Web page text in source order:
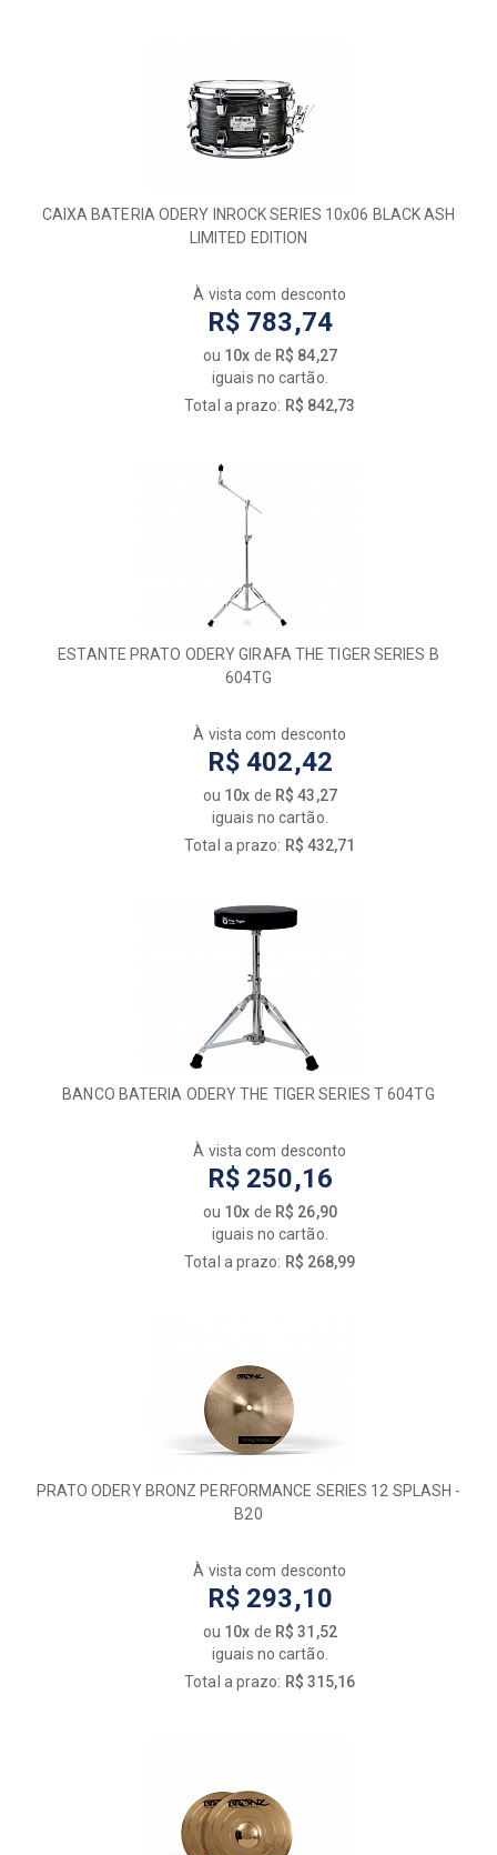
CAIXA BATERIA ODERY INROCK SERIES 10x06 BLACK ASH
LIMITED EDITION
À vista com desconto
R$ 783,74
ou 10x de R$ 84,27
iguais no cartão.
Total a prazo: R$ 842,73
ESTANTE PRATO ODERY GIRAFA THE TIGER SERIES B
604TG
À vista com desconto
R$ 402,42
ou 10x de R$ 43,27
iguais no cartão.
Total a prazo: R$ 432,71
BANCO BATERIA ODERY THE TIGER SERIES T 604TG
À vista com desconto
R$ 250,16
ou 10x de R$ 26,90
iguais no cartão.
Total a prazo: R$ 268,99
PRATO ODERY BRONZ PERFORMANCE SERIES 12 SPLASH -
B20
À vista com desconto
R$ 293,10
ou 10x de R$ 31,52
iguais no cartão.
Total a prazo: R$ 315,16